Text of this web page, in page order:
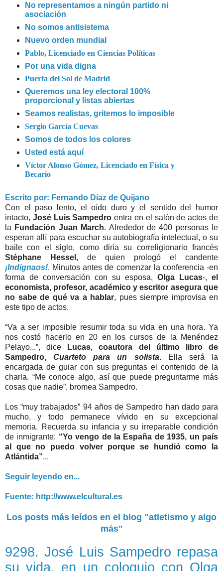
No representamos a ningún partido ni
asociación
No somos antisistema
Nuevo orden mundial
Pablo, Licenciado en Ciencias Políticas
Por una vida digna
Puerta del Sol de Madrid
Queremos una ley electoral 100%
proporcional y listas abiertas
Seamos realistas, gritemos lo imposible
Sergio García Cuevas
Somos de todos los colores
Usted está aquí
Víctor Alonso Gómez, Licenciado en Física y
Becario
Escrito por: Fernando Díaz de Quijano
Con el paso lento, el oído duro y el sentido del humor
intacto, José Luis Sampedro entra en el salón de actos de
la Fundación Juan March. Alrededor de 400 personas le
esperan allí para escuchar su autobiografía intelectual, o su
baile con el siglo, como diría su correligionario francés
Stéphane Hessel , de quien prologó el candente
¡Indignaos!. Minutos antes de comenzar la conferencia -en
forma de conversación con su esposa, Olga Lucas-, el
economista, profesor, académico y escritor asegura que
no sabe de qué va a hablar, pues siempre improvisa en
este tipo de actos.
“Va a ser imposible resumir toda su vida en una hora. Ya
nos costó hacerlo en 20 en los cursos de la Menéndez
Pelayo...”, dice
Lucas, coautora del último libro de
Sampedro,Cuarteto para un solista. Ella será la
encargada de guiar con sus preguntas el contenido de la
charla. “Me conoce algo, así que puede preguntarme más
cosas que nadie”, bromea Sampedro.
Los “muy trabajados” 94 años de Sampedro han dado para
mucho, y todo permanece vívido en su excepcional
memoria. Recuerda su infancia y su irreparable condición
de inmigrante: “Yo vengo de la España de 1935, un país
al que no puedo volver porque se hundió como la
Atlántida”...
Seguir leyendo en...
Fuente: http://www.elcultural.es
Los posts más leídos en el blog "atletismo y algo
más"
9298. José Luis Sampedro repasa
su vida, en un coloquio con Olga